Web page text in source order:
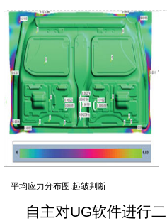
成型极限图
自主对UG软件进行